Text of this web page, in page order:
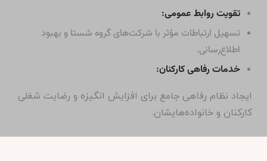
تقویت روابط عمومی:
تسهیل ارتباطات مؤثر با شرکت‌های گروه شستا و بهبود
اطلاع‌رسانی.
خدمات رفاهی کارکنان:
ایجاد نظام رفاهی جامع برای افزایش انگیزه و رضایت شغلی
کارکنان و خانواده‌هایشان.